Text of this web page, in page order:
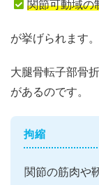
関節可動域の
が挙げられます。
大腿骨転子部骨
があるのです。
拘縮
関節の筋肉や